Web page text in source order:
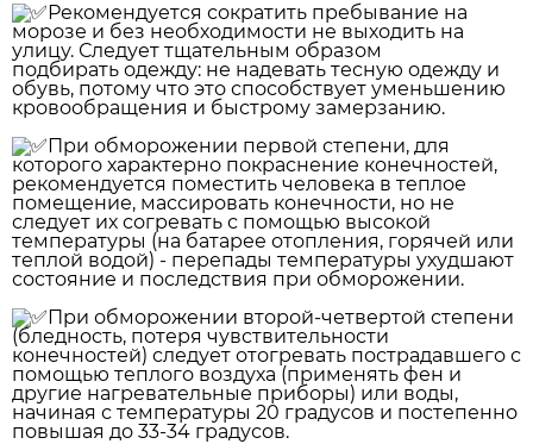
Рекомендуется сократить пребывание на
морозе и без необходимости не выходить на
улицу. Следует тщательным образом
подбирать одежду: не надевать тесную одежду и
обувь, потому что это способствует уменьшению
кровообращения и быстрому замерзанию.
При обморожении первой степени, для
которого характерно покраснение конечностей,
рекомендуется поместить человека в теплое
помещение, массировать конечности, но не
следует их согревать с помощью высокой
температуры (на батарее отопления, горячей или
теплой водой) - перепады температуры ухудшают
состояние и последствия при обморожении.
При обморожении второй-четвертой степени
(бледность, потеря чувствительности
конечностей) следует отогревать пострадавшего с
помощью теплого воздуха (применять фен и
другие нагревательные приборы) или воды,
начиная с температуры 20 градусов и постепенно
повышая до 33-34 градусов.